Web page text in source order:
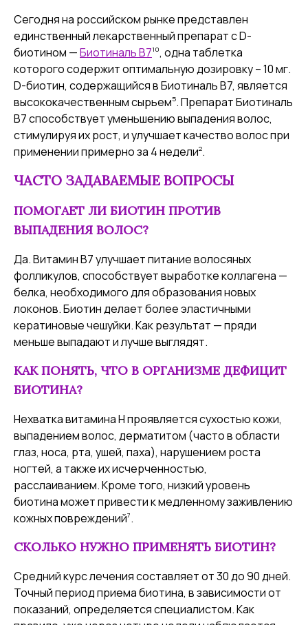
Сегодня на российском рынке представлен
единственный лекарственный препарат с D-
биотином —Биотиналь B710, одна таблетка
которого содержит оптимальную дозировку – 10 мг.
D-биотин, содержащийся в Биотиналь В7, является
высококачественным сырьем5. Препарат Биотиналь
В7 способствует уменьшению выпадения волос,
стимулируя их рост, и улучшает качество волос при
применении примерно за 4 недели2.
ЧАСТО ЗАДАВАЕМЫЕ ВОПРОСЫ
ПОМОГАЕТ ЛИ БИОТИН ПРОТИВ
ВЫПАДЕНИЯ ВОЛОС?
Да. Витамин В7 улучшает питание волосяных
фолликулов, способствует выработке коллагена —
белка, необходимого для образования новых
локонов. Биотин делает более эластичными
кератиновые чешуйки. Как результат — пряди
меньше выпадают и лучше выглядят.
КАК ПОНЯТЬ, ЧТО В ОРГАНИЗМЕ ДЕФИЦИТ
БИОТИНА?
Нехватка витамина Н проявляется сухостью кожи,
выпадением волос, дерматитом (часто в области
глаз, носа, рта, ушей, паха), нарушением роста
ногтей, а также их исчерченностью,
расслаиванием. Кроме того, низкий уровень
биотина может привести к медленному заживлению
кожных повреждений7.
СКОЛЬКО НУЖНО ПРИМЕНЯТЬ БИОТИН?
Средний курс лечения составляет от 30 до 90 дней.
Точный период приема биотина, в зависимости от
показаний, определяется специалистом. Как